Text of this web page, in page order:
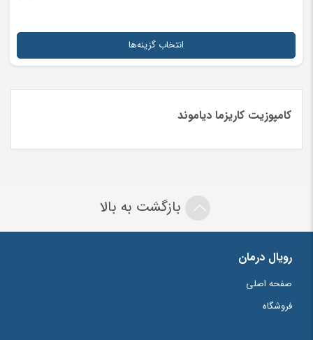
انتخاب گزینه‌ها
کامپوزیت کاریزما دیاموند
بازگشت به بالا
رویال درمان
صفحه اصلی
فروشگاه